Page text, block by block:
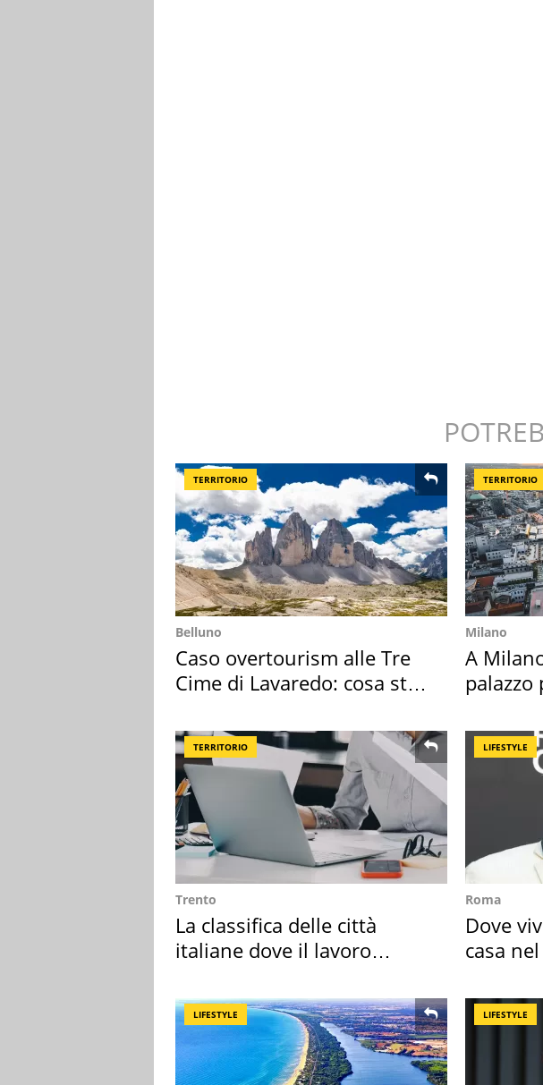
TERRITORIO
Belluno
Caso overtourism alle Tre
Cime di Lavaredo: cosa sta
TERRITORIO
Milano
A
TERRITORIO
Trento
La classifica delle città
italiane dove il lavoro
LIFESTYLE
Roma
Dove
casa
LIFESTYLE LIFESTYLE